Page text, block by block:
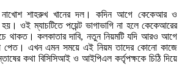
নাখোশ শাহরুখ খানের দল। কদিন আগে কেকেআর ও
ওই ম্যাচটিতে পয়েন্ট ভাগাভাগি না হলে কেকেআরের
থাকত। কলকাতার দাবি, নতুন নিয়মটি যদি আরও আগে
পেত। এখন এমন সময়ে এই নিয়ম তাদের কোনো কাজে
কথা বিসিসিআই ও আইপিএল কর্তৃপক্ষকে চিঠি দিয়ে